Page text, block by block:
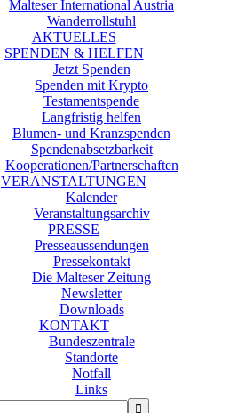
Malteser International Austria
Wanderrollstuhl
AKTUELLES
SPENDEN & HELFEN
Jetzt Spenden
Spenden mit Krypto
Testamentspende
Langfristig helfen
Blumen- und Kranzspenden
Spendenabsetzbarkeit
Kooperationen/Partnerschaften
VERANSTALTUNGEN
Kalender
Veranstaltungsarchiv
PRESSE
Presseaussendungen
Pressekontakt
Die Malteser Zeitung
Newsletter
Downloads
KONTAKT
Bundeszentrale
Standorte
Notfall
Links